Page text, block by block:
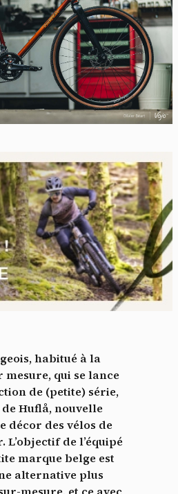
habitué à la
qui se lance
de (petite) série,
Huflå, nouvelle
décor des vélos de
L’objectif de l’équipé
marque belge est
alternative plus